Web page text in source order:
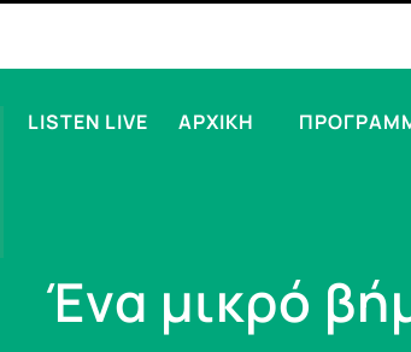
LISTEN LIVE ΑΡΧΙΚΗ
Ένα μικρό